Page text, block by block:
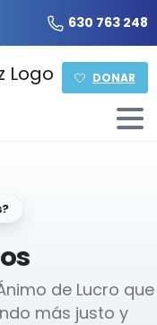
630 763 248
DONAR
de Lucro que
más justo y